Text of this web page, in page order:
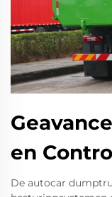
en
De autocar